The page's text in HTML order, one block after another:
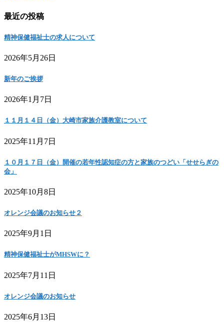
最近の投稿
精神保健福祉士の求人について
2026年5月26日
新年のご挨拶
2026年1月7日
１１月１４日（金）大崎市家族介護教室について
2025年11月7日
１０月１７日（金）開催の若年性認知症の方と家族のつどい「せせらぎの
会」
2025年10月8日
オレンジ会議のお知らせ２
2025年9月1日
精神保健福祉士がMHSWに？
2025年7月11日
オレンジ会議のお知らせ
2025年6月13日